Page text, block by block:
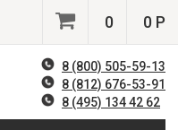
0 0 Р
8 (800) 505-59-13
8 (812) 676-53-91
8 (495) 134 42 62